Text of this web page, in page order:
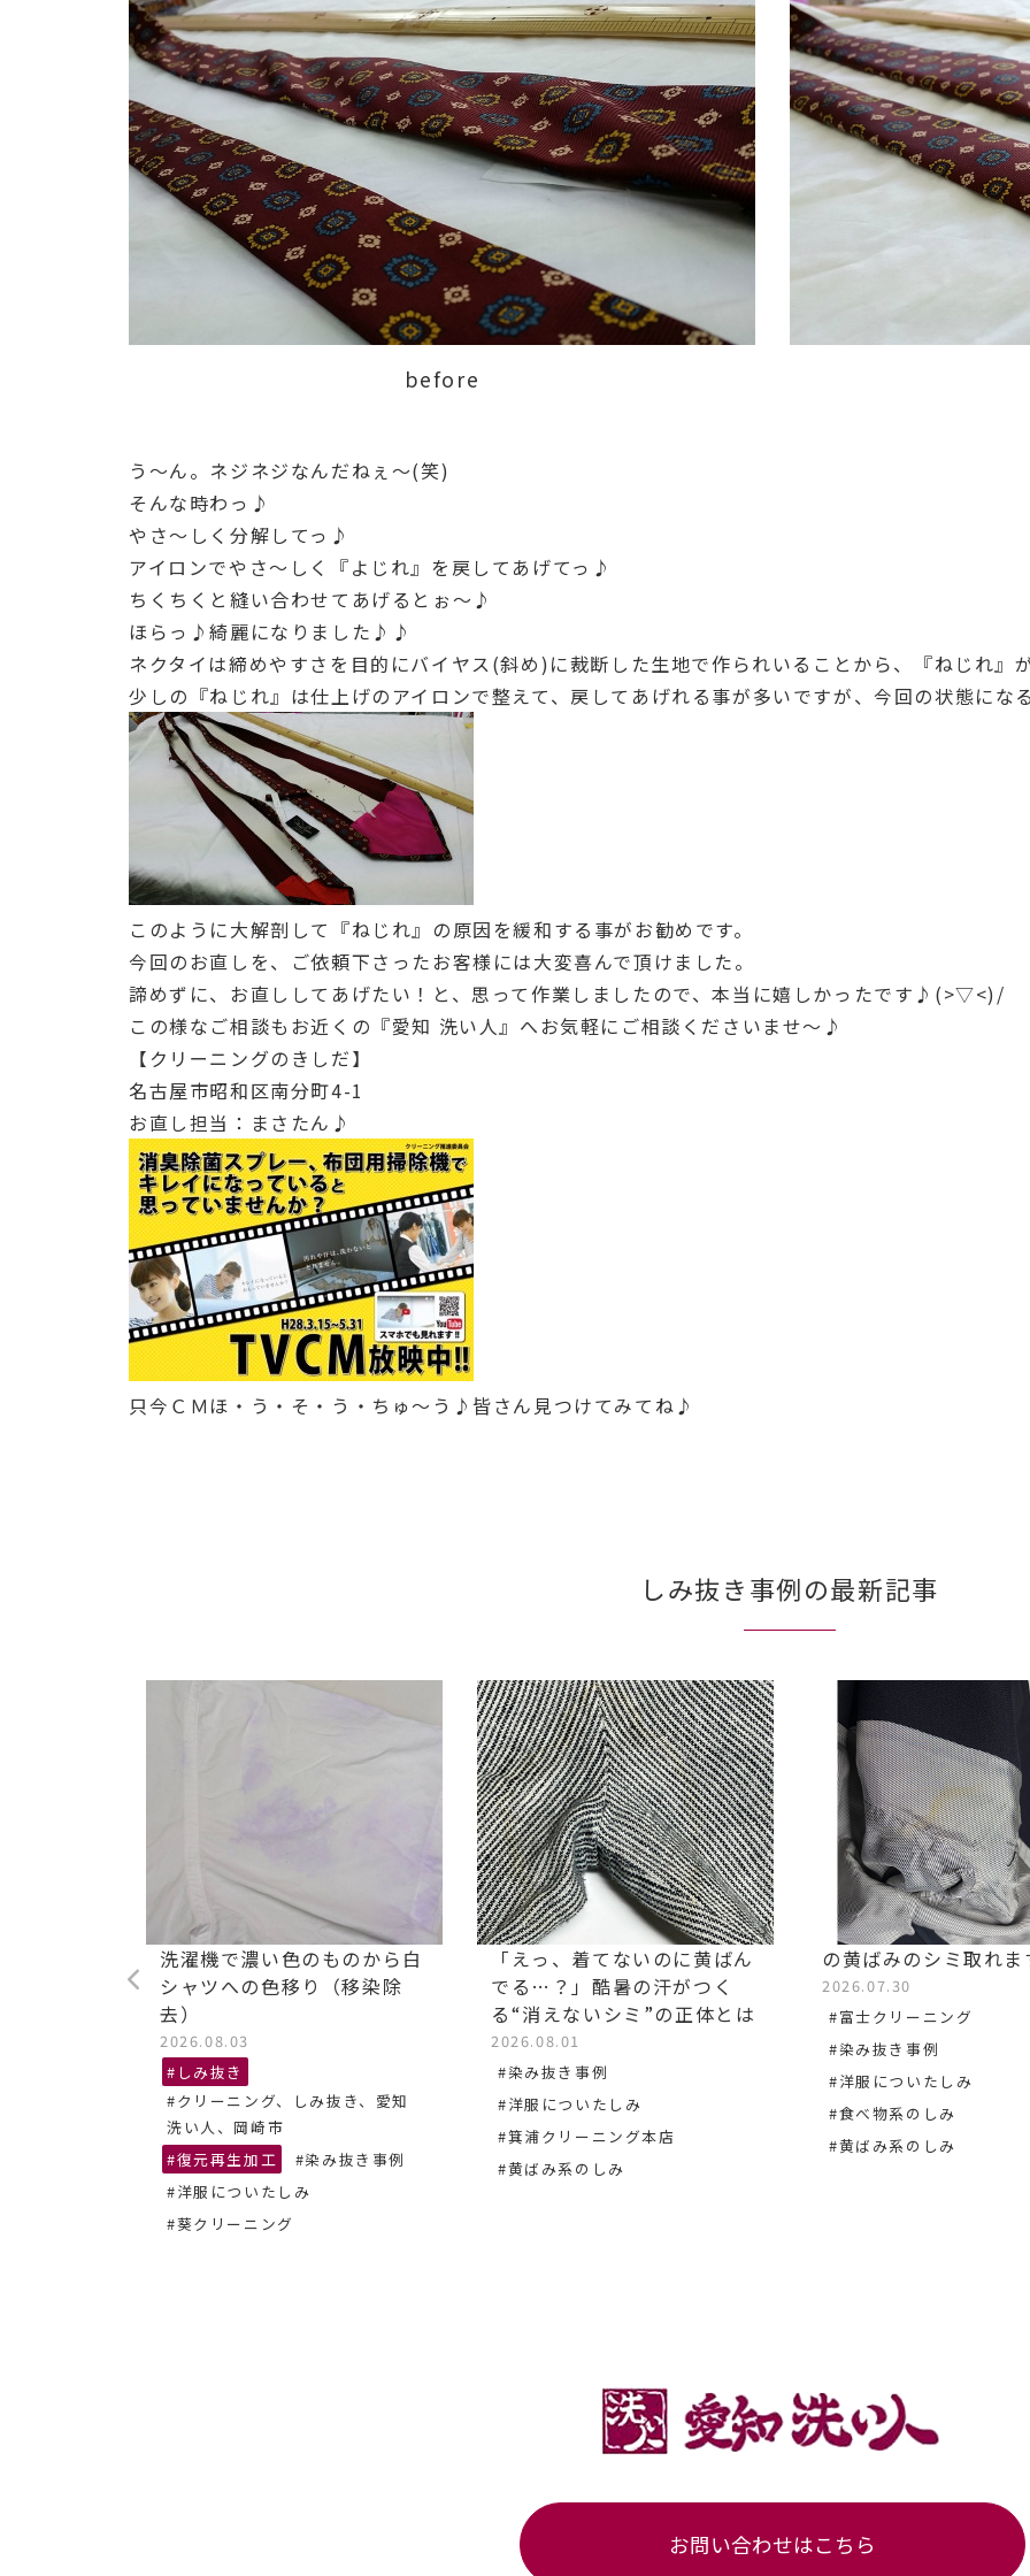
before
う～ん。ネジネジなんだねぇ～(笑)
そんな時わっ♪
やさ～しく分解してっ♪
アイロンでやさ～しく『よじれ』を戻してあげてっ♪
ちくちくと縫い合わせてあげるとぉ～♪
ほらっ♪綺麗になりました♪♪
ネクタイは締めやすさを目的にバイヤス(斜め)に裁断した生地で作られいることから、『ねじれ』
少しの『ねじれ』は仕上げのアイロンで整えて、戻してあげれる事が多いですが、今回の状態になる
このように大解剖して『ねじれ』の原因を緩和する事がお勧めです。
今回のお直しを、ご依頼下さったお客様には大変喜んで頂けました。
諦めずに、お直ししてあげたい！と、思って作業しましたので、本当に嬉しかったです♪(>▽<)/
この様なご相談もお近くの『愛知 洗い人』へお気軽にご相談くださいませ～♪
【クリーニングのきしだ】
名古屋市昭和区南分町4-1
お直し担当：まさたん♪
只今ＣＭほ・う・そ・う・ちゅ～う♪皆さん見つけてみてね♪
しみ抜き事例の最新記事
洗濯機で濃い色のものから白
シャツへの色移り（移染除
去）
2026.08.03
#しみ抜き
#クリーニング、しみ抜き、愛知
洗い人、岡崎市
#復元再生加工
#染み抜き事例
#洋服についたしみ
#葵クリーニング
「えっ、着てないのに黄ばん
でる…？」酷暑の汗がつく
る“消えないシミ”の正体とは
2026.08.01
#染み抜き事例
#洋服についたしみ
#箕浦クリーニング本店
#黄ばみ系のしみ
の黄ばみのシミ取れま
2026.07.30
#富士クリーニング
#染み抜き事例
#洋服についたしみ
#食べ物系のしみ
#黄ばみ系のしみ
お問い合わせはこちら